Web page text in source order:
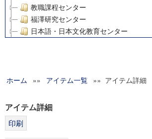
教職課程センター
福澤研究センター
日本語・日本文化教育センター
グローバルリサーチインスティテュート
科学研究費補助金研究成果報告書
ホーム »» アイテム一覧 »» アイテム詳細
アイテム詳細